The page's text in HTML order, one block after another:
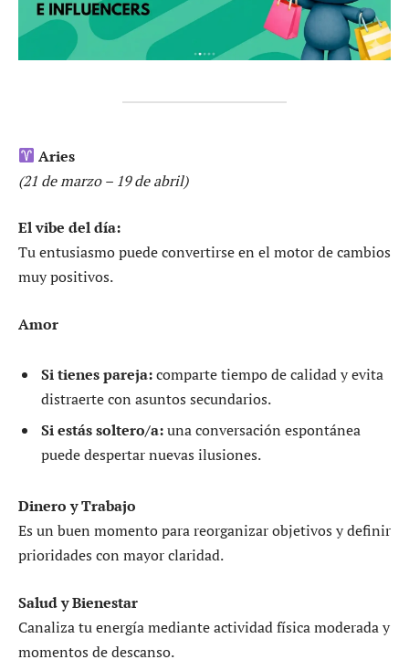
Aries
(21 de marzo – 19 de abril)
El vibe del día:
Tu entusiasmo puede convertirse en el motor de cambios
muy positivos.
Amor
Si tienes pareja:comparte tiempo de calidad y evita
distraerte con asuntos secundarios.
Si estás soltero/a:una conversación espontánea
puede despertar nuevas ilusiones.
Dinero y Trabajo
Es un buen momento para reorganizar objetivos y definir
prioridades con mayor claridad.
Salud y Bienestar
Canaliza tu energía mediante actividad física moderada y
momentos de descanso.